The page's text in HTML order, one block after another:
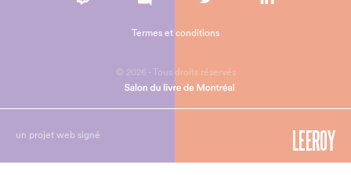
© 2026 - Tous droits réservés
Termes et conditions
un projet web signé